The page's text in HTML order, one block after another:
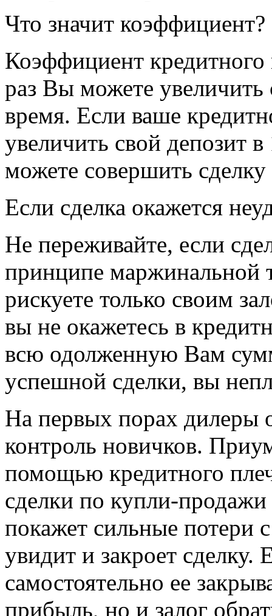
Что значит коэффициент?
Коэффициент кредитного
раз Вы можете увеличить
время. Если ваше
увеличить свой депозит
можете совершить
Если сделка окажется
Не переживайте, если
принципе маржинальной
рискуете только своим
вы не окажетесь в
всю одолженную Вам
успешной сделки, вы
На первых порах дилеры
контроль новичков.
помощью кредитного
сделки по купли-
покажет сильные потери
увидит и закроет
самостоятельно ее
прибыль, но и залог